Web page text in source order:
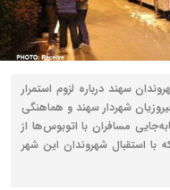
شهروندان سهند درباره لزوم استمرار
شهردار سهند و هماهنگی
مسافران با اتوبوس‌ها از
با استقبال شهروندان این شهر